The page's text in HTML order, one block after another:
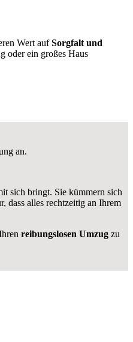
Wert aufSorgfalt und
oder ein großes Haus
an.
sich bringt. Sie kümmern sich
dass alles rechtzeitig an Ihrem
reibungslosen Umzugzu